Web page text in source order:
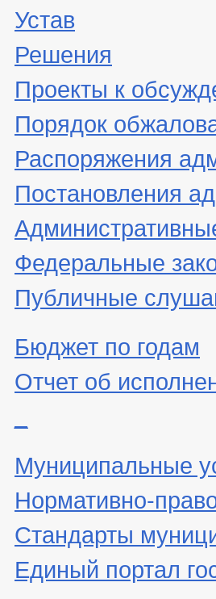
Устав
Решения
Проекты к
Порядок
Распоряжения
Постановления
Федеральные
Публичные
Бюджет по годам
Отчет об
Муниципальные
Нормативно-
Стандарты
Единый портал